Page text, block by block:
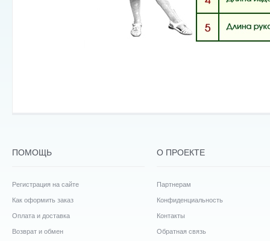
ПОМОЩЬ
Регистрация на сайте
Как оформить заказ
Оплата и доставка
Возврат и обмен
О ПРОЕКТЕ
Партнерам
Конфиденциальность
Контакты
Обратная связь